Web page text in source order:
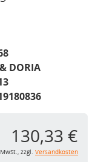
DORIA
130,33 €
zzgl. Versandkosten